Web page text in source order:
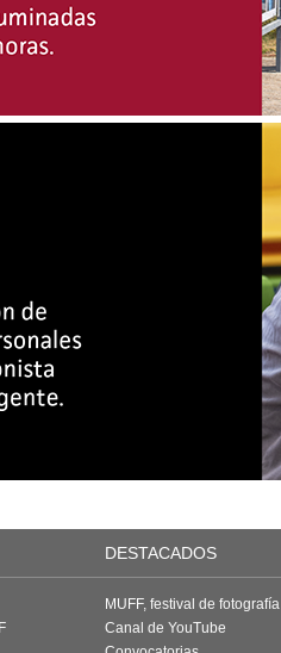
DESTACADOS
MUFF, festival de fotografía
Canal de YouTube